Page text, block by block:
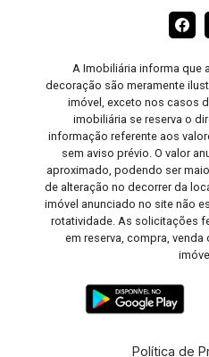
A Imobiliária informa que
decoração são meramente
imóvel, exceto nos casos
imobiliária se reserva o
informação referente aos
sem aviso prévio. O valor
aproximado, podendo ser
de alteração no decorrer da
imóvel anunciado no site não
rotatividade. As solicitações
em reserva, compra,
Política de